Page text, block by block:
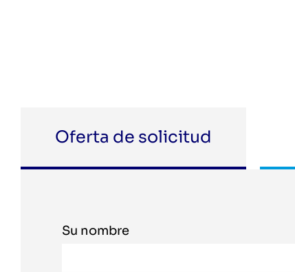
Oferta de solicitud
Su nombre